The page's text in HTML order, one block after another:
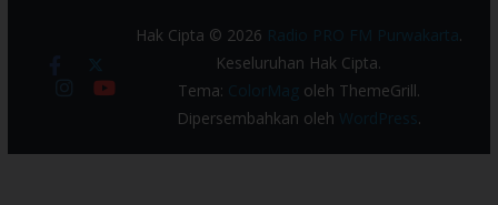
Hak Cipta © 2026 Radio PRO FM Purwakarta.
Keseluruhan Hak Cipta.
Tema: ColorMagoleh ThemeGrill.
Dipersembahkan oleh WordPress .